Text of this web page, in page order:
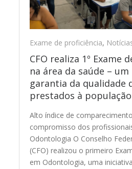
Exame de proficiência,
CFO realiza 1º Exame
na área da saúde –
garantia da qualidade
prestados à população
Alto índice de
compromisso dos
Odontologia O Conselho
(CFO) realizou o primeiro
em Odontologia, uma